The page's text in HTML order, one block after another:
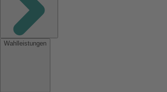
Wahlleistungen